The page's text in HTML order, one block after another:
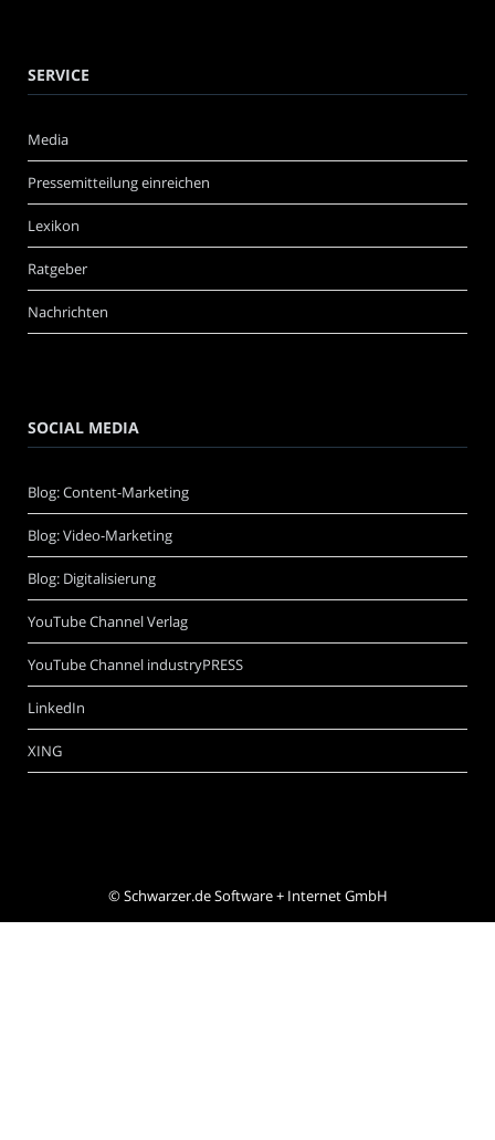
SERVICE
Media
Pressemitteilung einreichen
Lexikon
Ratgeber
Nachrichten
SOCIAL MEDIA
Blog: Content-Marketing
Blog: Video-Marketing
Blog: Digitalisierung
YouTube Channel Verlag
YouTube Channel industryPRESS
LinkedIn
XING
©Schwarzer.de Software + Internet GmbH